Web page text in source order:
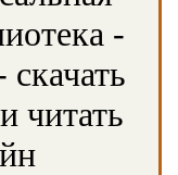
-
читать